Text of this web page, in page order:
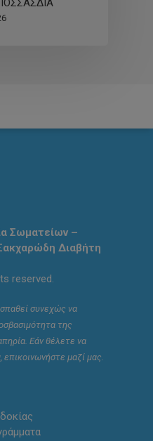
Σωματείων –
Διαβήτη
reserved.
συνεχώς να
της
Εάν θέλετε να
μαζί μας.